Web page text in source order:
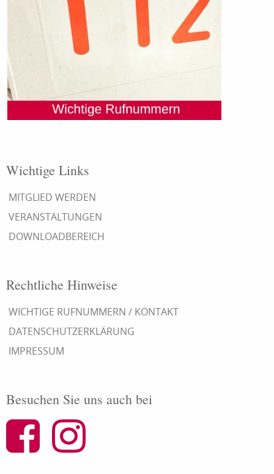
Wichtige Links
MITGLIED WERDEN
VERANSTALTUNGEN
DOWNLOADBEREICH
Rechtliche Hinweise
WICHTIGE RUFNUMMERN / KONTAKT
DATENSCHUTZERKLÄRUNG
IMPRESSUM
Besuchen Sie uns auch bei